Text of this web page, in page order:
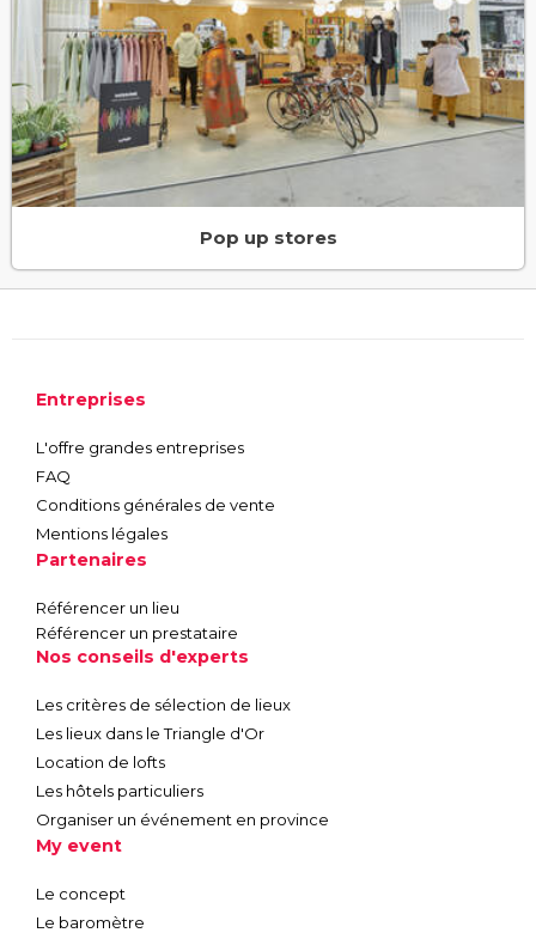
Pop up stores
Entreprises
L'offre grandes entreprises
FAQ
Conditions générales de vente
Mentions légales
Partenaires
Référencer un lieu
Référencer un prestataire
Nos conseils d'experts
Les critères de sélection de lieux
Les lieux dans le Triangle d'Or
Location de lofts
Les hôtels particuliers
Organiser un événement en province
My event
Le concept
Le baromètre